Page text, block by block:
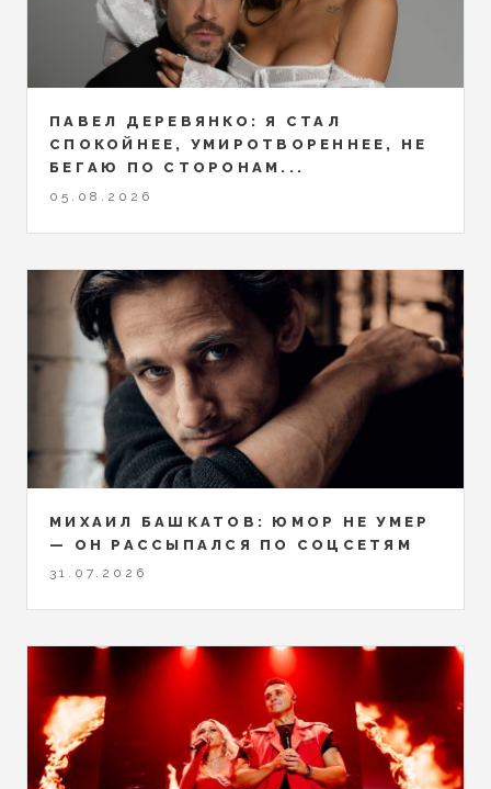
ПАВЕЛ ДЕРЕВЯНКО: Я СТАЛ
СПОКОЙНЕЕ, УМИРОТВОРЕННЕЕ, НЕ
БЕГАЮ ПО СТОРОНАМ...
05.08.2026
МИХАИЛ БАШКАТОВ: ЮМОР НЕ УМЕР
— ОН РАССЫПАЛСЯ ПО СОЦСЕТЯМ
31.07.2026